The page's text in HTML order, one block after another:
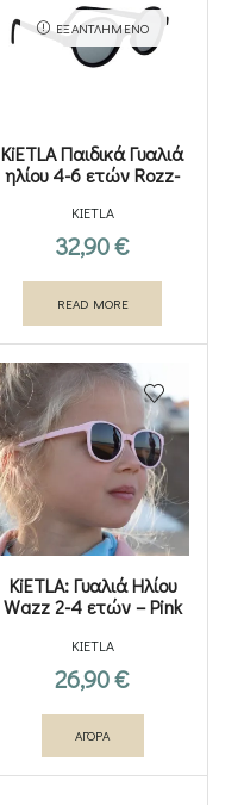
ΕΞΑΝΤΛΗΜΈΝΟ
KiETLA Παιδικά Γυαλιά
ηλίου 4-6 ετών Rozz-
KIETLA
32,90€
READ MORE
KiETLA: Γυαλιά Ηλίου
Wazz 2-4 ετών – Pink
KIETLA
26,90€
ΑΓΟΡΑ